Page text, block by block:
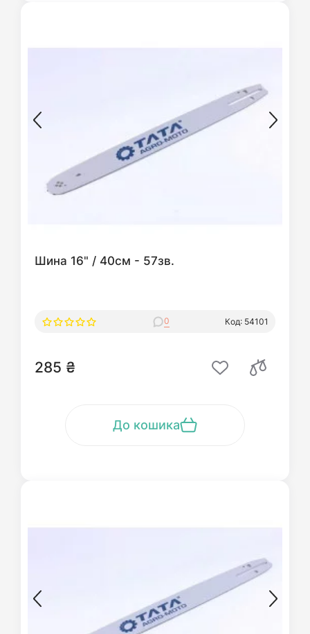
Шина 16" / 40см - 57зв.
0 Код: 54101
285 ₴
До кошика